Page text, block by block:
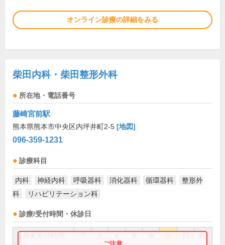
オンライン診療の詳細をみる
柴田内科・柴田整形外科
所在地・電話番号
藤崎宮前駅
熊本県熊本市中央区内坪井町2-5 [地図]
096-359-1231
診療科目
内科 神経内科 呼吸器科 消化器科 循環器科
整形外
科
リハビリテーション科
診療/受付時間・休診日
祝